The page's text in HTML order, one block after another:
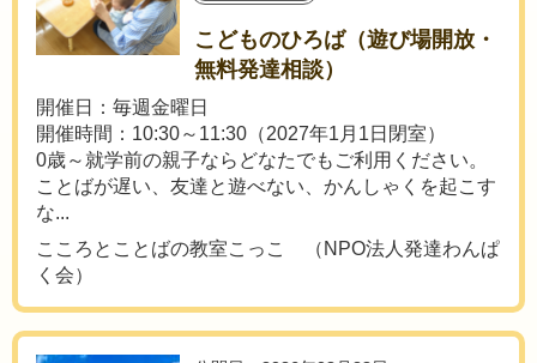
こどものひろば（遊び場開放・
無料発達相談）
開催日：毎週金曜日
開催時間：10:30～11:30（2027年1月1日閉室）
0歳～就学前の親子ならどなたでもご利用ください。
ことばが遅い、友達と遊べない、かんしゃくを起こす
な...
こころとことばの教室こっこ （NPO法人発達わんぱ
く会）